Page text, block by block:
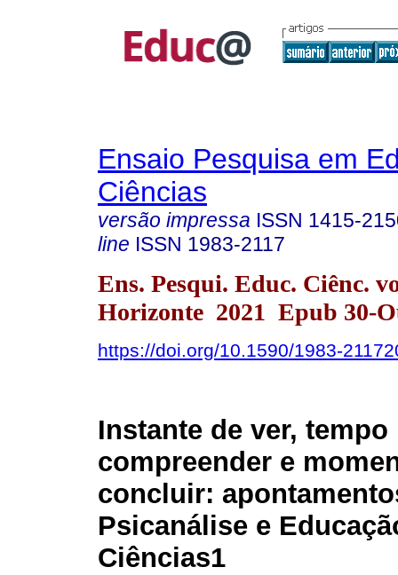
Ensaio Pesquisa em
Ciências
versão impressa ISSN 1415-
line ISSN 1983-2117
Ens. Pesqui. Educ. Ciênc.
Horizonte 2021 Epub 30-
https://doi.org/10.1590/1983-
Instante de ver, tempo
compreender e
concluir:
Psicanálise e
Ciências1